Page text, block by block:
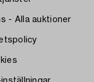
- Alla auktioner